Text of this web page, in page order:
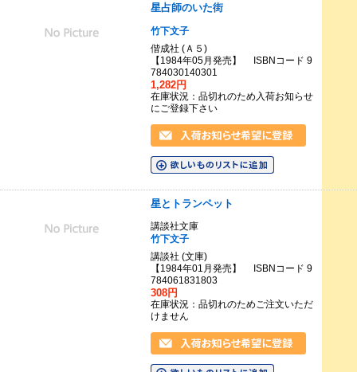
星占師のいた街
竹下文子
偕成社 (Ａ５)
【1984年05月発売】 ISBNコード 9
784030140301
1,282円
在庫状況：品切れのため入荷お知らせ
にご登録下さい
星とトランペット
講談社文庫
竹下文子
講談社 (文庫)
【1984年01月発売】 ISBNコード 9
784061831803
308円
在庫状況：品切れのためご注文いただ
けません